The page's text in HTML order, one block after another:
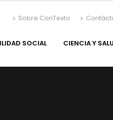
Sobre ConTexto
SOCIAL CIENCIA Y